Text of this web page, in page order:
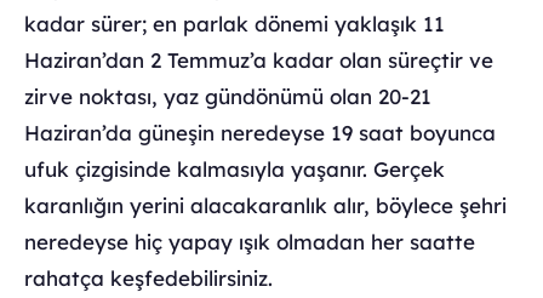
kadar sürer; en parlak dönemi yaklaşık 11
Haziran’dan 2 Temmuz’a kadar olan süreçtir ve
zirve noktası, yaz gündönümü olan 20-21
Haziran’da güneşin neredeyse 19 saat boyunca
ufuk çizgisinde kalmasıyla yaşanır. Gerçek
karanlığın yerini alacakaranlık alır, böylece şehri
neredeyse hiç yapay ışık olmadan her saatte
rahatça keşfedebilirsiniz.